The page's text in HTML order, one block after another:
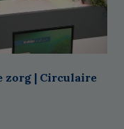
zorg | Circulaire